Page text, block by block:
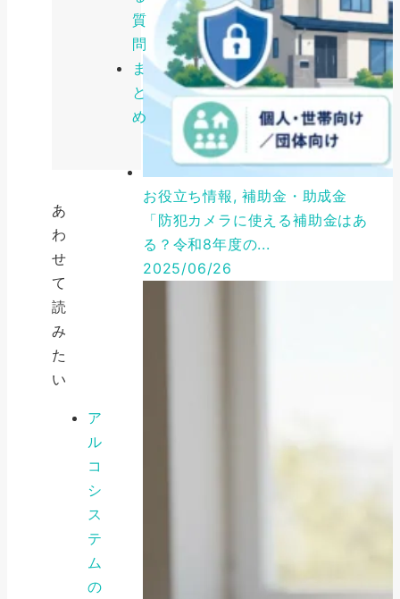
質
問
ま
と
め
あ
わ
せ
て
読
み
た
い
ア
ル
コ
シ
ス
テ
ム
の
お役立ち情報, 補助金・助成金
「防犯カメラに使える補助金はあ
る？令和8年度の...
2025/06/26